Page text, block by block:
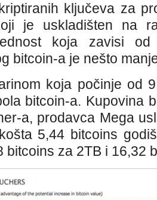
ključeva za
je uskladišten na
koja zavisi od
bitcoin-a je nešto
koja počinje od
bitcoin-a. Kupovina
a, prodavca Mega
5,44 bitcoins
bitcoins za 2TB i 16,32